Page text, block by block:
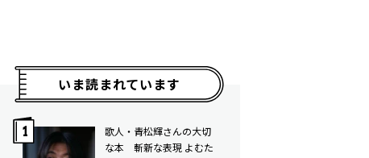
いま読まれています
歌人・青松輝さんの大切
な本 斬新な表現 よむた